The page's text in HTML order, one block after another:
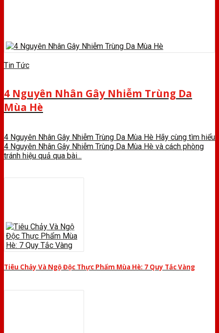
Tin Tức
4 Nguyên Nhân Gây Nhiễm Trùng Da
Mùa Hè
4 Nguyên Nhân Gây Nhiễm Trùng Da Mùa Hè Hãy cùng tìm hiểu
4 Nguyên Nhân Gây Nhiễm Trùng Da Mùa Hè và cách phòng
tránh hiệu quả qua bài...
Tiêu Chảy Và Ngộ Độc Thực Phẩm Mùa Hè: 7 Quy Tắc Vàng